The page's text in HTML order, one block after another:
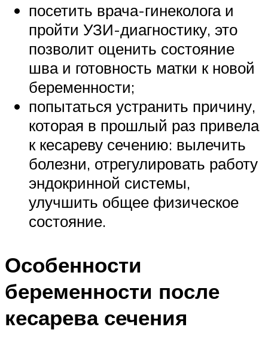
посетить врача-гинеколога и
пройти УЗИ-диагностику, это
позволит оценить состояние
шва и готовность матки к новой
беременности;
попытаться устранить причину,
которая в прошлый раз привела
к кесареву сечению: вылечить
болезни, отрегулировать работу
эндокринной системы,
улучшить общее физическое
состояние.
Особенности
беременности после
кесарева сечения